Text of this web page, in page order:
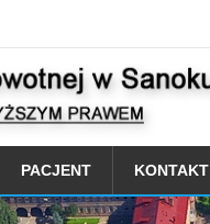
PACJENT KONTAKT